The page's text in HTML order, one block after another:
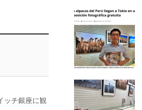
ッチ銀座に観